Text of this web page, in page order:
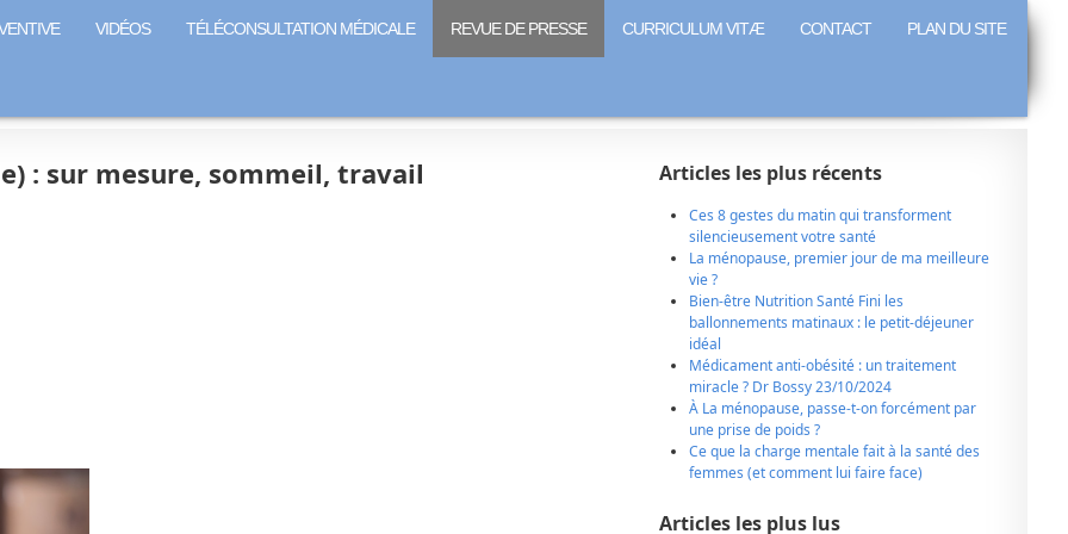
VIDÉOS TÉLÉCONSULTATION MÉDICALE REVUE DE PRESSE CURRICULUM VITÆ CONTACT PLAN DU SITE
: sur mesure, sommeil, travail Articles les plus récents
Ces 8 gestes du matin qui transforment
silencieusement votre santé
La ménopause, premier jour de ma meilleure
vie ?
Bien-être Nutrition Santé Fini les
ballonnements matinaux : le petit-déjeuner
idéal
Médicament anti-obésité : un traitement
miracle ? Dr Bossy 23/10/2024
À La ménopause, passe-t-on forcément par
une prise de poids ?
Ce que la charge mentale fait à la santé des
femmes (et comment lui faire face)
Articles les plus lus